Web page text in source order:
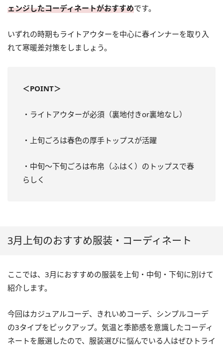
ェンジしたコーディネートがおすすめです。
いずれの時期もライトアウターを中心に春インナーを取り入
れて寒暖差対策をしましょう。
＜POINT＞
・ライトアウターが必須（裏地付きor裏地なし）
・上旬ごろは春色の厚手トップスが活躍
・中旬～下旬ごろは布帛（ふはく）のトップスで春
らしく
3月上旬のおすすめ服装・コーディネート
ここでは、3月におすすめの服装を上旬・中旬・下旬に別けて
紹介します。
今回はカジュアルコーデ、きれいめコーデ、シンプルコーデ
の3タイプをピックアップ。気温と季節感を意識したコーディ
ネートを厳選したので、服装選びに悩んでいる人はぜひトライ